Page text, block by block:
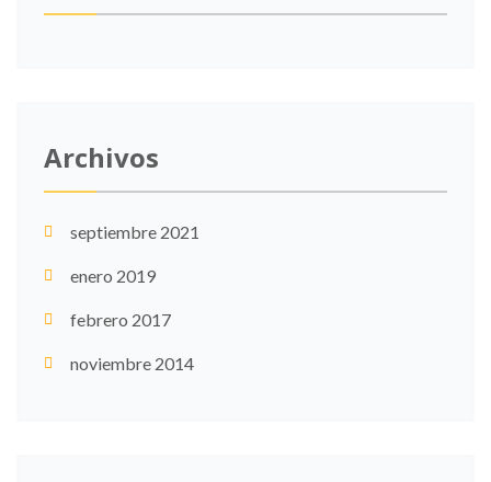
Archivos
septiembre 2021
enero 2019
febrero 2017
noviembre 2014